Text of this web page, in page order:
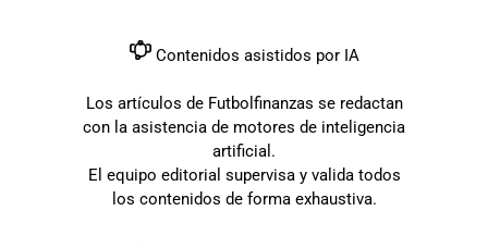
Contenidos asistidos por IA
Los artículos de Futbolfinanzas se redactan
con la asistencia de motores de inteligencia
artificial.
El equipo editorial supervisa y valida todos
los contenidos de forma exhaustiva.